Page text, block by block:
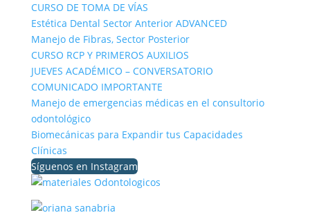
CURSO DE TOMA DE VÍAS
Estética Dental Sector Anterior ADVANCED
Manejo de Fibras, Sector Posterior
CURSO RCP Y PRIMEROS AUXILIOS
JUEVES ACADÉMICO – CONVERSATORIO
COMUNICADO IMPORTANTE
Manejo de emergencias médicas en el consultorio
odontológico
Biomecánicas para Expandir tus Capacidades
Clínicas
Síguenos en Instagram